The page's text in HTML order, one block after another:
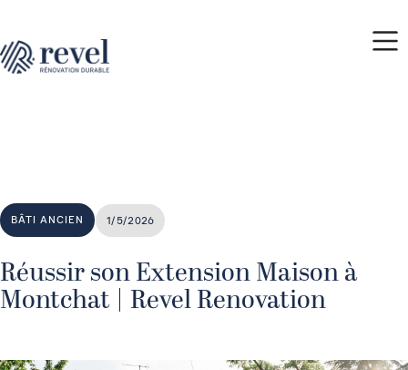
BÂTI ANCIEN 1/5/2026
Réussir son Extension Maison à
Montchat | Revel Renovation